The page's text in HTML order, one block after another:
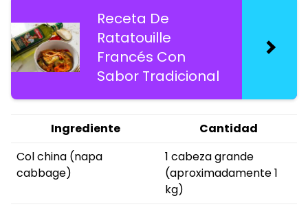
Receta De
Ratatouille
Francés Con
Sabor Tradicional
Ingrediente
Cantidad
Col china (napa
cabbage)
1 cabeza grande
(aproximadamente 1
kg)